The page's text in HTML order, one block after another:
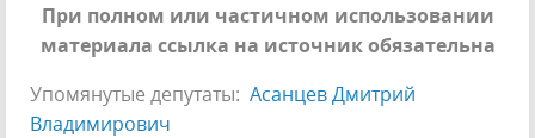
При полном или частичном использовании
материала ссылка на источник обязательна
Упомянутые депутаты: Асанцев Дмитрий
Владимирович